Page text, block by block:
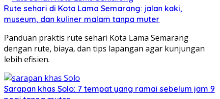
Rute sehari di Kota Lama Semarang: jalan kaki,
museum, dan kuliner malam tanpa muter
Panduan praktis rute sehari Kota Lama Semarang
dengan rute, biaya, dan tips lapangan agar kunjungan
lebih efisien.
Sarapan khas Solo: 7 tempat yang ramai sebelum jam 9